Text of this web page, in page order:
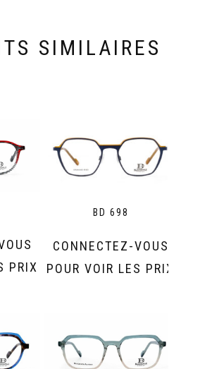
SIMILAIRES
PRIX
BD 698
CONNECTEZ-VOUS
POUR VOIR LES PRIX